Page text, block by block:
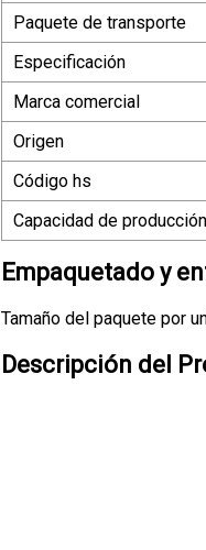
Paquete de transporte
Especificación
Marca comercial
Origen
Código hs
Capacidad de producción
Empaquetado y
Tamaño del paquete por
Descripción del